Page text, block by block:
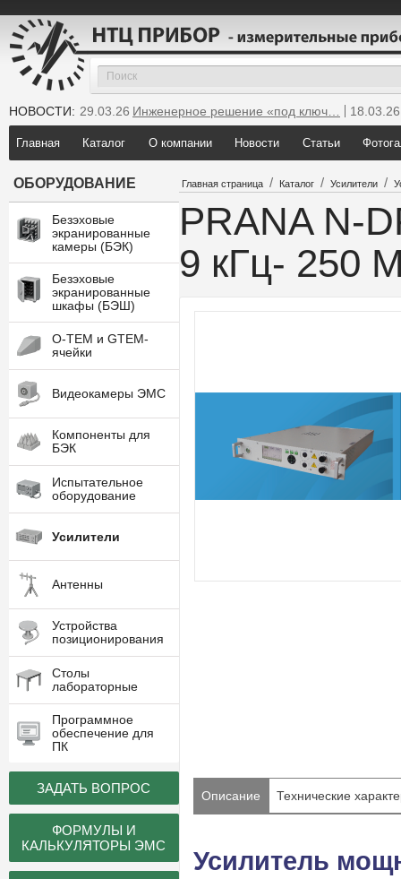
НОВОСТИ: 29.03.26 Инженерное решение «под ключ…
18.03.26
25.12.25Мы инсталлировали новую GTEM…
Главная Каталог О компании Новости Статьи
ОБОРУДОВАНИЕ
Безэховые
экранированные
камеры (БЭК)
Безэховые
экранированные
шкафы (БЭШ)
O-TEM и GTEM-
ячейки
Видеокамеры ЭМС
Компоненты для
БЭК
Испытательное
оборудование
Усилители
Антенны
Устройства
позиционирования
Столы
лабораторные
Программное
обеспечение для
ПК
ЗАДАТЬ ВОПРОС
ФОРМУЛЫ И
КАЛЬКУЛЯТОРЫ ЭМС
Главная страница / Каталог / Усилители /
PRANA N-
9 кГц- 250
Описание Технические
Усилитель